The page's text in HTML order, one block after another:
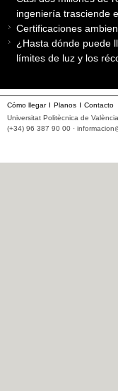
ingeniería trasciende
Certificaciones
¿Hasta dónde puede
límites de luz y los
Cómo llegar Planos
Contacto
Universitat Politècnica de
(+34) 96 387 90 00 ·